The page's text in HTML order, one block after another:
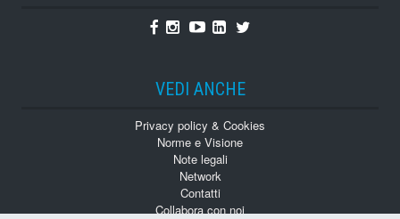
Facebook
Instagram
YoutubeLinkedin
Twitter
VEDI ANCHE
Privacy policy & Cookies
Norme e Visione
Note legali
Network
Contatti
Collabora con noi